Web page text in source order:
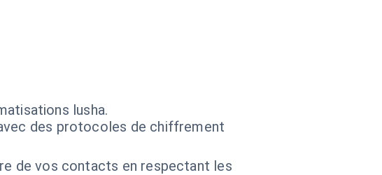
lusha.
des protocoles de chiffrement
de vos contacts en respectant les